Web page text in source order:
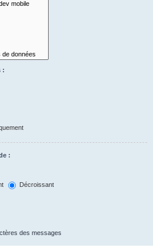
:
:
Décroissant
des messages